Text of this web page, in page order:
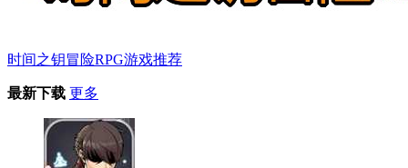
时间之钥冒险RPG游戏推荐
最新下载 更多